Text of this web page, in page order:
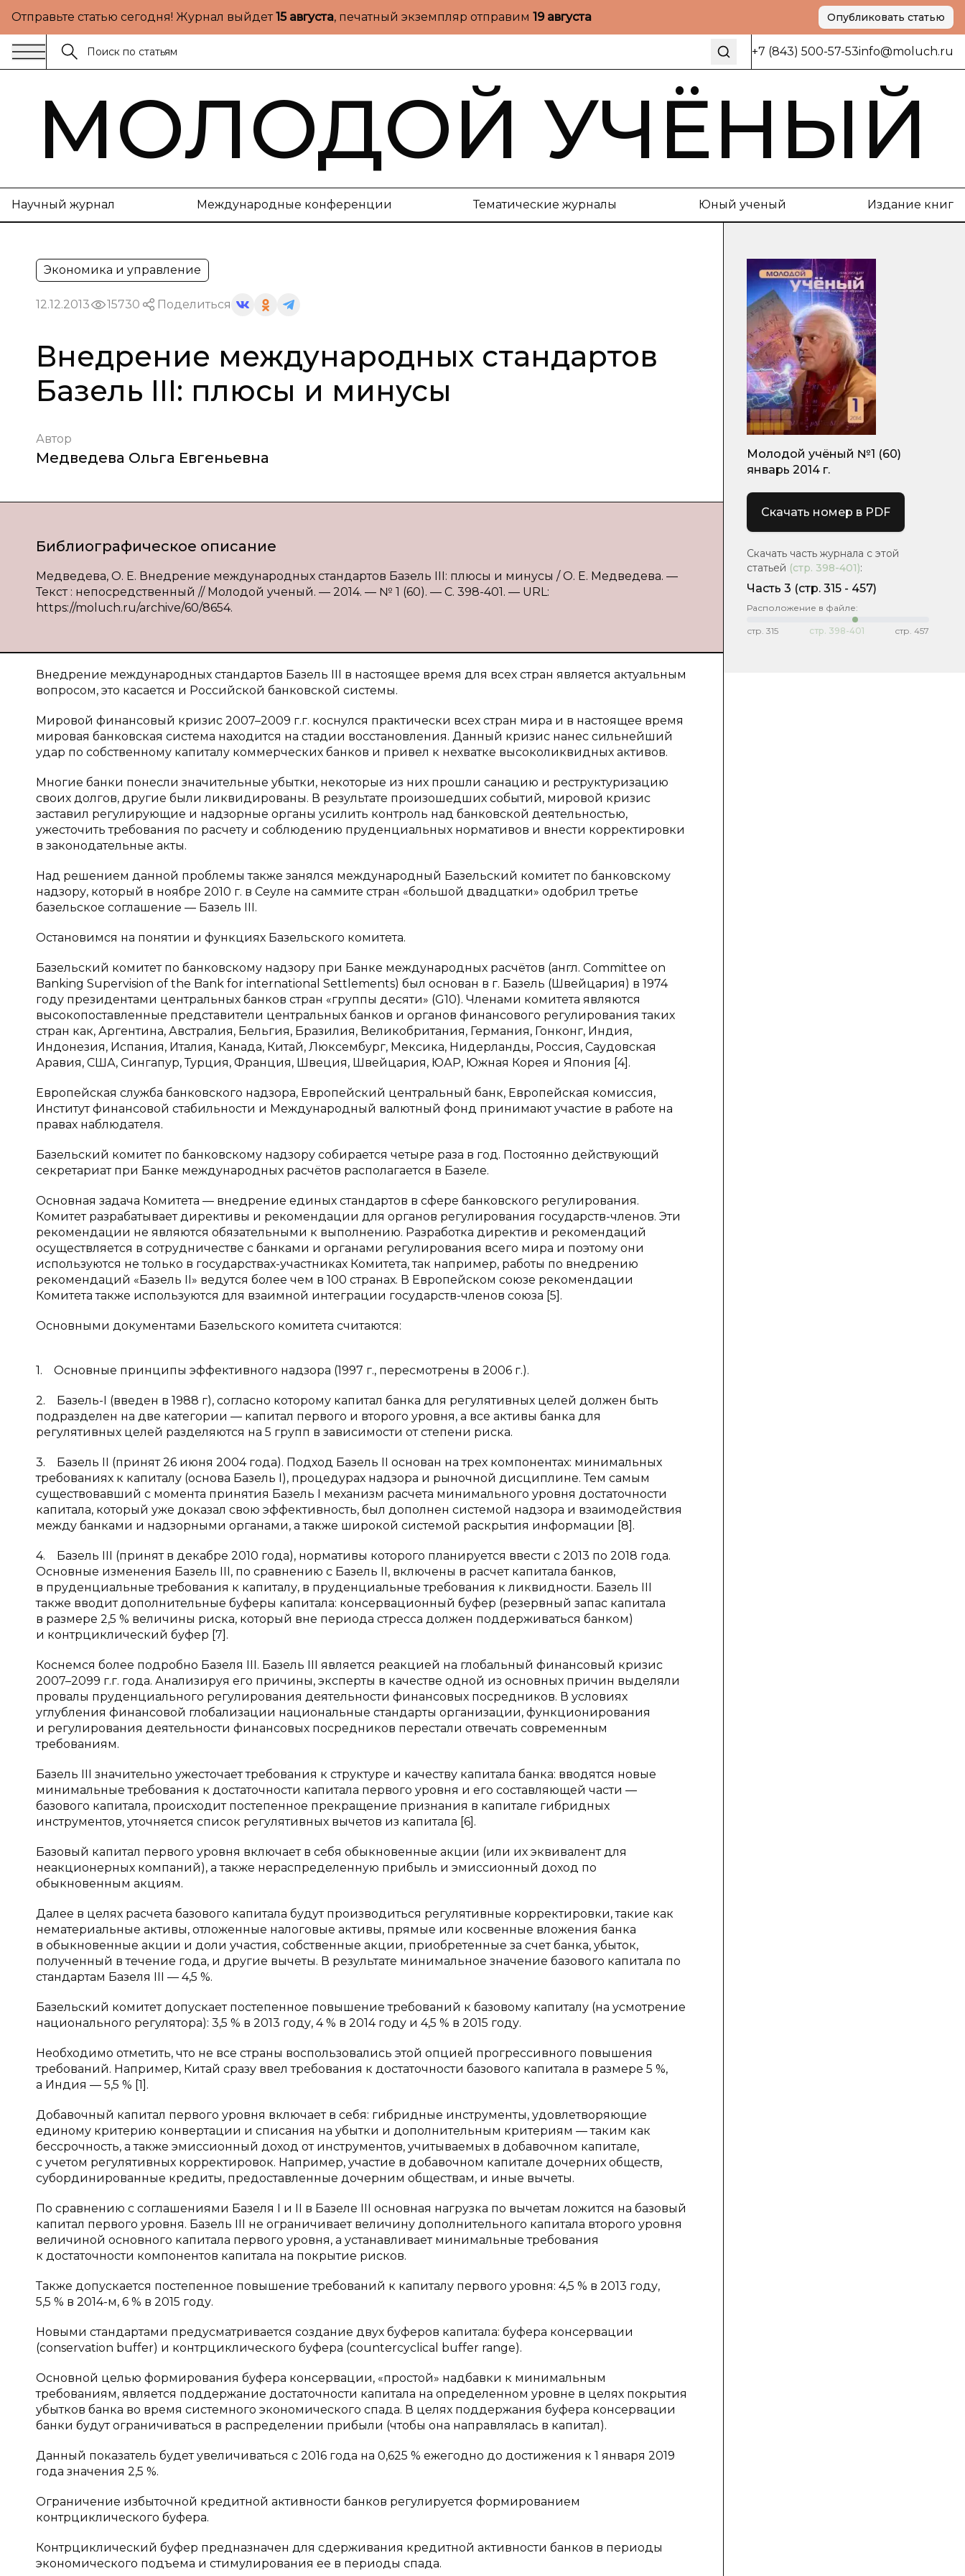
Отправьте статью сегодня! Журнал выйдет15 августа, печатный экземпляр отправим 19 августа Опубликовать статью
+7 (843) 500-57-53info@moluch.ru
МОЛОДОЙ УЧЁНЫЙ
Научный журнал Международные конференции Тематические журналы Юный ученый Издание книг
Экономика и управление
12.12.2013 15730 Поделиться
Внедрение международных стандартов
Базель III: плюсы и минусы
Автор
Медведева Ольга Евгеньевна
Библиографическое описание
Медведева, О. Е. Внедрение международных стандартов Базель III: плюсы и минусы / О. Е. Медведева. —
Текст : непосредственный // Молодой ученый. — 2014. — № 1 (60). — С. 398-401. — URL:
https://moluch.ru/archive/60/8654.
Внедрение международных стандартов Базель III в настоящее время для всех стран является актуальным
вопросом, это касается и Российской банковской системы.
Мировой финансовый кризис 2007–2009 г.г. коснулся практически всех стран мира и в настоящее время
мировая банковская система находится на стадии восстановления. Данный кризис нанес сильнейший
удар по собственному капиталу коммерческих банков и привел к нехватке высоколиквидных активов.
Многие банки понесли значительные убытки, некоторые из них прошли санацию и реструктуризацию
своих долгов, другие были ликвидированы. В результате произошедших событий, мировой кризис
заставил регулирующие и надзорные органы усилить контроль над банковской деятельностью,
ужесточить требования по расчету и соблюдению пруденциальных нормативов и внести корректировки
в законодательные акты.
Над решением данной проблемы также занялся международный Базельский комитет по банковскому
надзору, который в ноябре 2010 г. в Сеуле на саммите стран «большой двадцатки» одобрил третье
базельское соглашение — Базель III.
Остановимся на понятии и функциях Базельского комитета.
Базельский комитет по банковскому надзору при Банке международных расчётов (англ. Committee on
Banking Supervision of the Bank for international Settlements) был основан в г. Базель (Швейцария) в 1974
году президентами центральных банков стран «группы десяти» (G10). Членами комитета являются
высокопоставленные представители центральных банков и органов финансового регулирования таких
стран как, Аргентина, Австралия, Бельгия, Бразилия, Великобритания, Германия, Гонконг, Индия,
Индонезия, Испания, Италия, Канада, Китай, Люксембург, Мексика, Нидерланды, Россия, Саудовская
Аравия, США, Сингапур, Турция, Франция, Швеция, Швейцария, ЮАР, Южная Корея и Япония [4].
Европейская служба банковского надзора, Европейский центральный банк, Европейская комиссия,
Институт финансовой стабильности и Международный валютный фонд принимают участие в работе на
правах наблюдателя.
Базельский комитет по банковскому надзору собирается четыре раза в год. Постоянно действующий
секретариат при Банке международных расчётов располагается в Базеле.
Основная задача Комитета — внедрение единых стандартов в сфере банковского регулирования.
Комитет разрабатывает директивы и рекомендации для органов регулирования государств-членов. Эти
рекомендации не являются обязательными к выполнению. Разработка директив и рекомендаций
осуществляется в сотрудничестве с банками и органами регулирования всего мира и поэтому они
используются не только в государствах-участниках Комитета, так например, работы по внедрению
рекомендаций «Базель II» ведутся более чем в 100 странах. В Европейском союзе рекомендации
Комитета также используются для взаимной интеграции государств-членов союза [5].
Основными документами Базельского комитета считаются:
1. Основные принципы эффективного надзора (1997 г., пересмотрены в 2006 г.).
2. Базель-I (введен в 1988 г), согласно которому капитал банка для регулятивных целей должен быть
подразделен на две категории — капитал первого и второго уровня, а все активы банка для
регулятивных целей разделяются на 5 групп в зависимости от степени риска.
3. Базель II (принят 26 июня 2004 года). Подход Базель II основан на трех компонентах: минимальных
требованиях к капиталу (основа Базель I), процедурах надзора и рыночной дисциплине. Тем самым
существовавший с момента принятия Базель I механизм расчета минимального уровня достаточности
капитала, который уже доказал свою эффективность, был дополнен системой надзора и взаимодействия
между банками и надзорными органами, а также широкой системой раскрытия информации [8].
4. Базель III (принят в декабре 2010 года), нормативы которого планируется ввести с 2013 по 2018 года.
Основные изменения Базель III, по сравнению с Базель II, включены в расчет капитала банков,
в пруденциальные требования к капиталу, в пруденциальные требования к ликвидности. Базель III
также вводит дополнительные буферы капитала: консервационный буфер (резервный запас капитала
в размере 2,5 % величины риска, который вне периода стресса должен поддерживаться банком)
и контрциклический буфер [7].
Коснемся более подробно Базеля III. Базель III является реакцией на глобальный финансовый кризис
2007–2099 г.г. года. Анализируя его причины, эксперты в качестве одной из основных причин выделяли
провалы пруденциального регулирования деятельности финансовых посредников. В условиях
углубления финансовой глобализации национальные стандарты организации, функционирования
и регулирования деятельности финансовых посредников перестали отвечать современным
требованиям.
Базель III значительно ужесточает требования к структуре и качеству капитала банка: вводятся новые
минимальные требования к достаточности капитала первого уровня и его составляющей части —
базового капитала, происходит постепенное прекращение признания в капитале гибридных
инструментов, уточняется список регулятивных вычетов из капитала [6].
Базовый капитал первого уровня включает в себя обыкновенные акции (или их эквивалент для
неакционерных компаний), а также нераспределенную прибыль и эмиссионный доход по
обыкновенным акциям.
Далее в целях расчета базового капитала будут производиться регулятивные корректировки, такие как
нематериальные активы, отложенные налоговые активы, прямые или косвенные вложения банка
в обыкновенные акции и доли участия, собственные акции, приобретенные за счет банка, убыток,
полученный в течение года, и другие вычеты. В результате минимальное значение базового капитала по
стандартам Базеля III — 4,5 %.
Базельский комитет допускает постепенное повышение требований к базовому капиталу (на усмотрение
национального регулятора): 3,5 % в 2013 году, 4 % в 2014 году и 4,5 % в 2015 году.
Необходимо отметить, что не все страны воспользовались этой опцией прогрессивного повышения
требований. Например, Китай сразу ввел требования к достаточности базового капитала в размере 5 %,
а Индия — 5,5 % [1].
Добавочный капитал первого уровня включает в себя: гибридные инструменты, удовлетворяющие
единому критерию конвертации и списания на убытки и дополнительным критериям — таким как
бессрочность, а также эмиссионный доход от инструментов, учитываемых в добавочном капитале,
с учетом регулятивных корректировок. Например, участие в добавочном капитале дочерних обществ,
субординированные кредиты, предоставленные дочерним обществам, и иные вычеты.
По сравнению с соглашениями Базеля I и II в Базеле III основная нагрузка по вычетам ложится на базовый
капитал первого уровня. Базель III не ограничивает величину дополнительного капитала второго уровня
величиной основного капитала первого уровня, а устанавливает минимальные требования
к достаточности компонентов капитала на покрытие рисков.
Также допускается постепенное повышение требований к капиталу первого уровня: 4,5 % в 2013 году,
5,5 % в 2014-м, 6 % в 2015 году.
Новыми стандартами предусматривается создание двух буферов капитала: буфера консервации
(conservation buffer) и контрциклического буфера (countercyclical buffer range).
Основной целью формирования буфера консервации, «простой» надбавки к минимальным
требованиям, является поддержание достаточности капитала на определенном уровне в целях покрытия
убытков банка во время системного экономического спада. В целях поддержания буфера консервации
банки будут ограничиваться в распределении прибыли (чтобы она направлялась в капитал).
Данный показатель будет увеличиваться с 2016 года на 0,625 % ежегодно до достижения к 1 января 2019
года значения 2,5 %.
Ограничение избыточной кредитной активности банков регулируется формированием
контрциклического буфера.
Контрциклический буфер предназначен для сдерживания кредитной активности банков в периоды
экономического подъема и стимулирования ее в периоды спада.
Молодой учёный №1 (60)
январь 2014 г.
Скачать номер в PDF
Скачать часть журнала с этой
статьей (стр. 398-401):
Часть 3 (cтр. 315 - 457)
Расположение в файле:
стр. 315 стр. 398-401 стр. 457